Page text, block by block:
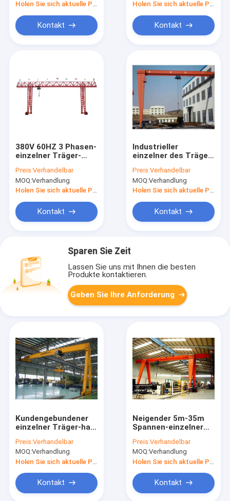
Kontakt Kontakt
380V 60HZ 3 Phasen-
einzelner Träger-
Mounted Mobile
Gantry-Kran
Preis:Verhandelbar
MOQ:Verhandlung
Holen Sie sich aktuelle Preis
Kontakt
Industrieller
einzelner des Träger-
Mounteds RMG halb
Portalkran-20
Preis:Verhandelbar
MOQ:Verhandlung
Holen Sie sich aktuelle Preis
Kontakt
Sparen Sie Zeit
Lassen Sie uns mit Ihnen die besten
Produkte kontaktieren.
Geben Sie Ihre Anforderung
Kundengebundener
einzelner Träger-halb
Concrete Plant A5
20T
Preis:Verhandelbar
MOQ:Verhandlung
Kontakt
Neigender 5m-35m
Spannen-einzelner
Crane For Workshop
Preis:Verhandelbar
MOQ:Verhandlung
Kontakt